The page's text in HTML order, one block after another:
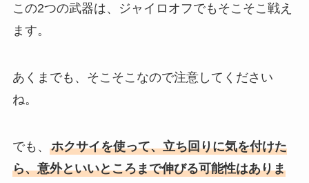
この2つの武器は、ジャイロオフでもそこそこ戦え
ます。
あくまでも、そこそこなので注意してください
ね。
でも、 ホクサイを使って、立ち回りに気を付けた
ら、意外といいところまで伸びる可能性はありま